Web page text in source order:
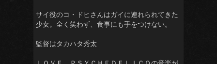
サイ役のコ・ドヒさんはガイに連れられてきた
少女。全く笑わず、食事にも手をつけない。
監督はタカハタ秀太